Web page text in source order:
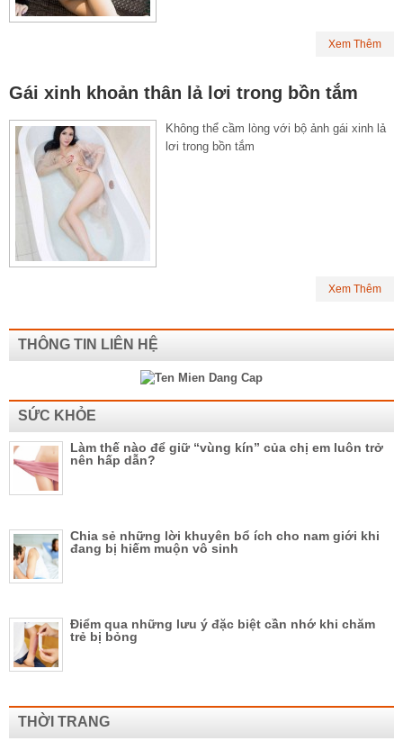
Xem Thêm
Gái xinh khoản thân lả lơi trong bồn tắm
Không thể cầm lòng với bộ ảnh gái xinh lả
lơi trong bồn tắm
Xem Thêm
THÔNG TIN LIÊN HỆ
SỨC KHỎE
Làm thế nào để giữ “vùng kín” của chị em luôn trở
nên hấp dẫn?
Chia sẻ những lời khuyên bổ ích cho nam giới khi
đang bị hiếm muộn vô sinh
Điểm qua những lưu ý đặc biệt cần nhớ khi chăm
trẻ bị bỏng
THỜI TRANG